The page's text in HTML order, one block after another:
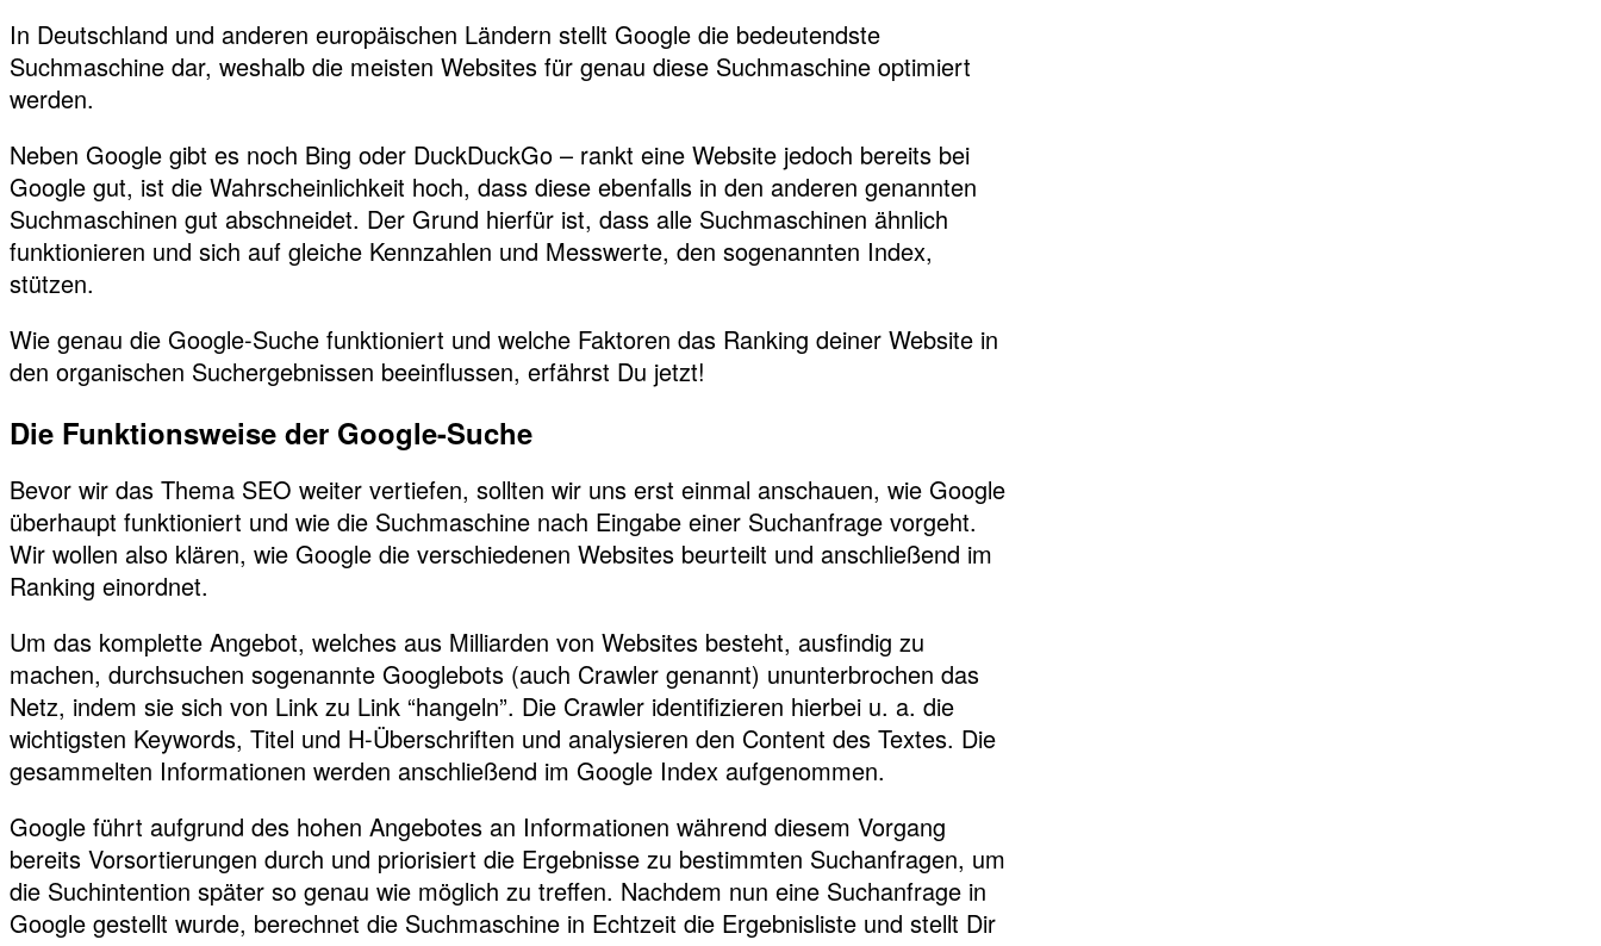
In Deutschland und anderen europäischen Ländern stellt Google die bedeutendste
Suchmaschine dar, weshalb die meisten Websites für genau diese Suchmaschine optimiert
werden.
Neben Google gibt es noch Bing oder DuckDuckGo – rankt eine Website jedoch bereits bei
Google gut, ist die Wahrscheinlichkeit hoch, dass diese ebenfalls in den anderen genannten
Suchmaschinen gut abschneidet. Der Grund hierfür ist, dass alle Suchmaschinen ähnlich
funktionieren und sich auf gleiche Kennzahlen und Messwerte, den sogenannten Index,
stützen.
Wie genau die Google-Suche funktioniert und welche Faktoren das Ranking deiner Website in
den organischen Suchergebnissen beeinflussen, erfährst Du jetzt!
Die Funktionsweise der Google-Suche
Bevor wir das Thema SEO weiter vertiefen, sollten wir uns erst einmal anschauen, wie Google
überhaupt funktioniert und wie die Suchmaschine nach Eingabe einer Suchanfrage vorgeht.
Wir wollen also klären, wie Google die verschiedenen Websites beurteilt und anschließend im
Ranking einordnet.
Um das komplette Angebot, welches aus Milliarden von Websites besteht, ausfindig zu
machen, durchsuchen sogenannte Googlebots (auch Crawler genannt) ununterbrochen das
Netz, indem sie sich von Link zu Link “hangeln”. Die Crawler identifizieren hierbei u. a. die
wichtigsten Keywords, Titel und H-Überschriften und analysieren den Content des Textes. Die
gesammelten Informationen werden anschließend im Google Index aufgenommen.
Google führt aufgrund des hohen Angebotes an Informationen während diesem Vorgang
bereits Vorsortierungen durch und priorisiert die Ergebnisse zu bestimmten Suchanfragen, um
die Suchintention später so genau wie möglich zu treffen. Nachdem nun eine Suchanfrage in
Google gestellt wurde, berechnet die Suchmaschine in Echtzeit die Ergebnisliste und stellt Dir